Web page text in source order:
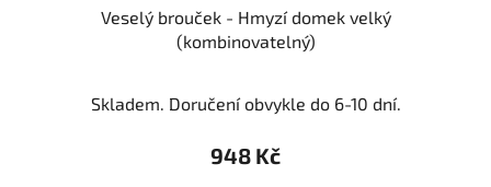
Veselý brouček - Hmyzí domek velký
(kombinovatelný)
Skladem. Doručení obvykle do 6-10 dní.
948 Kč